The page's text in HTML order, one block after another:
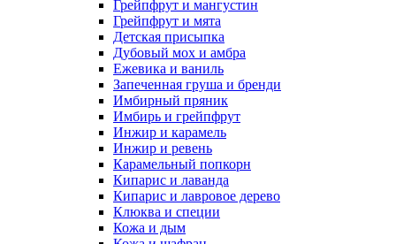
Грейпфрут и мангустин
Грейпфрут и мята
Детская присыпка
Дубовый мох и амбра
Ежевика и ваниль
Запеченная груша и бренди
Имбирный пряник
Имбирь и грейпфрут
Инжир и карамель
Инжир и ревень
Карамельный попкорн
Кипарис и лаванда
Кипарис и лавровое дерево
Клюква и специи
Кожа и дым